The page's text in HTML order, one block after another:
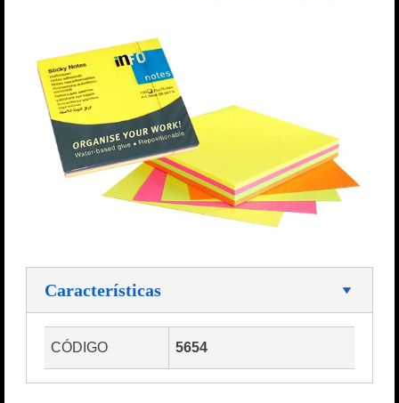
Características
CÓDIGO 5654